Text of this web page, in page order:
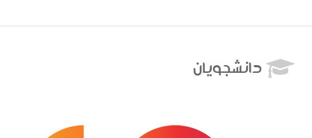
دانشجويان